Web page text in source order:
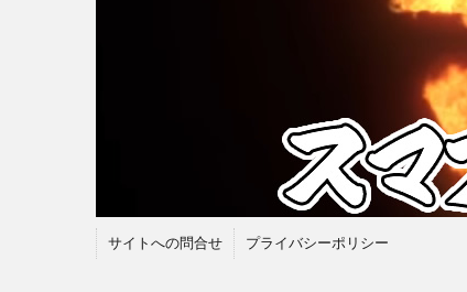
サイトへの問合せ プライバシーポリシー